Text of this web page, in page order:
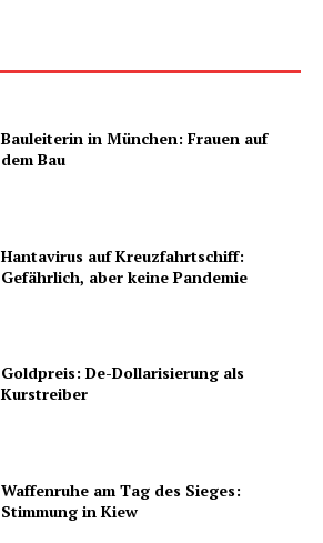
Bauleiterin in München: Frauen auf
dem Bau
Hantavirus auf Kreuzfahrtschiff:
Gefährlich, aber keine Pandemie
Goldpreis: De-Dollarisierung als
Kurstreiber
Waffenruhe am Tag des Sieges:
Stimmung in Kiew